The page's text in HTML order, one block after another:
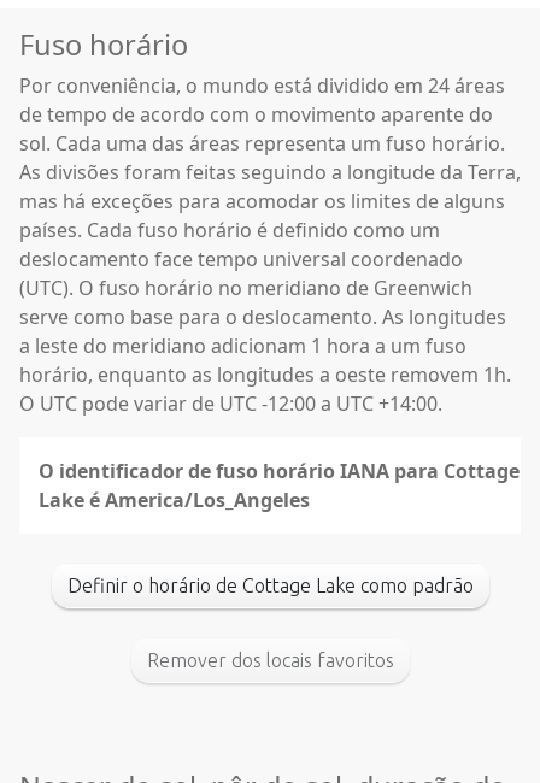
Fuso horário
Por conveniência, o mundo está dividido em 24 áreas
de tempo de acordo com o movimento aparente do
sol. Cada uma das áreas representa um fuso horário.
As divisões foram feitas seguindo a longitude da Terra,
mas há exceções para acomodar os limites de alguns
países. Cada fuso horário é definido como um
deslocamento face tempo universal coordenado
(UTC). O fuso horário no meridiano de Greenwich
serve como base para o deslocamento. As longitudes
a leste do meridiano adicionam 1 hora a um fuso
horário, enquanto as longitudes a oeste removem 1h.
O UTC pode variar de UTC -12:00 a UTC +14:00.
O identificador de fuso horário IANA para Cottage
Lake é America/Los_Angeles
Definir o horário de Cottage Lake como padrão
Remover dos locais favoritos